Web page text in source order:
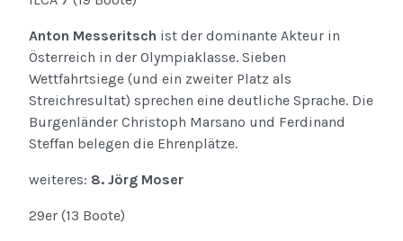
Anton Messeritsch ist der dominante Akteur in
Österreich in der Olympiaklasse. Sieben
Wettfahrtsiege (und ein zweiter Platz als
Streichresultat) sprechen eine deutliche Sprache. Die
Burgenländer Christoph Marsano und Ferdinand
Steffan belegen die Ehrenplätze.
weiteres: 8. Jörg Moser
29er (13 Boote)